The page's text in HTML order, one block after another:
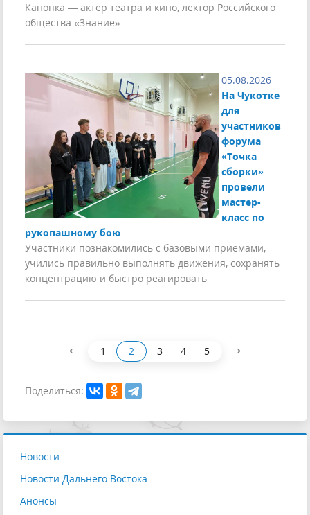
Канопка — актер театра и кино, лектор Российского
общества «Знание»
05.08.2026
На Чукотке
для
участников
форума
«Точка
сборки»
провели
мастер-
класс по
рукопашному бою
Участники познакомились с базовыми приёмами,
учились правильно выполнять движения, сохранять
концентрацию и быстро реагировать
‹ 1 2 3 4 5 ›
Поделиться:
Новости
Новости Дальнего Востока
Анонсы